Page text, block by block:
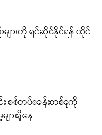
များကို ရင်ဆိုင်နိုင်ရန် ထိုင်
စ်တပ်စခန်းတစ်ခုကို
ားရှိနေ